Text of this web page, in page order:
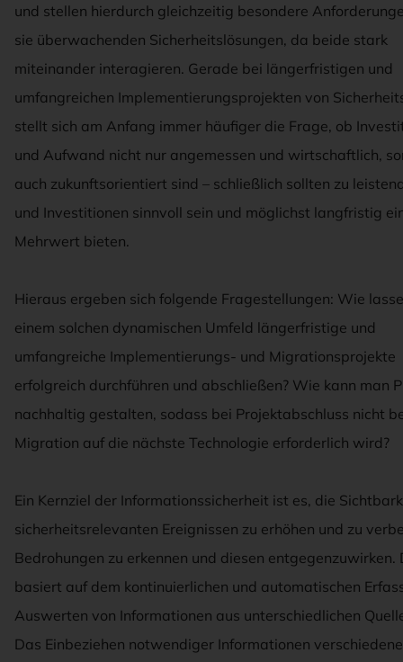
und stellen hierdurch gleichzeitig besondere
sie überwachenden Sicherheitslösungen, da beide stark
miteinander interagieren. Gerade bei längerfristigen und
umfangreichen Implementierungsprojekten von
stellt sich am Anfang immer häufiger die Frage, ob
und Aufwand nicht nur angemessen und wirtschaftlich,
auch zukunftsorientiert sind – schließlich sollten zu
und Investitionen sinnvoll sein und möglichst langfristig
Mehrwert bieten.
Hieraus ergeben sich folgende Fragestellungen: Wie
einem solchen dynamischen Umfeld längerfristige und
umfangreiche Implementierungs- und Migrationsprojekte
erfolgreich durchführen und abschließen? Wie kann man
nachhaltig gestalten, sodass bei Projektabschluss nicht
Migration auf die nächste Technologie erforderlich wird?
Ein Kernziel der Informationssicherheit ist es, die
sicherheitsrelevanten Ereignissen zu erhöhen und zu
Bedrohungen zu erkennen und diesen entgegenzuwirken.
basiert auf dem kontinuierlichen und automatischen
Auswerten von Informationen aus unterschiedlichen
Das Einbeziehen notwendiger Informationen